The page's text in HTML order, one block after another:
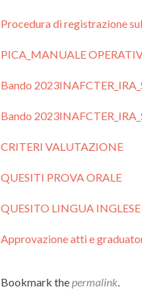
Procedura di registrazione
PICA_MANUALE
Bando
Bando
CRITERI VALUTAZIONE
QUESITI PROVA ORALE
QUESITO LINGUA INGLESE
Approvazione atti e
Bookmark thepermalink.